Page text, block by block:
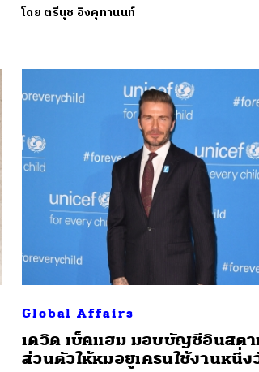
โดย ตรีนุช อิงคุทานนท์
Global Affairs
เดวิด เบ็คแฮม มอบบัญชีอินสต
ส่วนตัวให้หมอยูเครนใช้งานหนึ่ง